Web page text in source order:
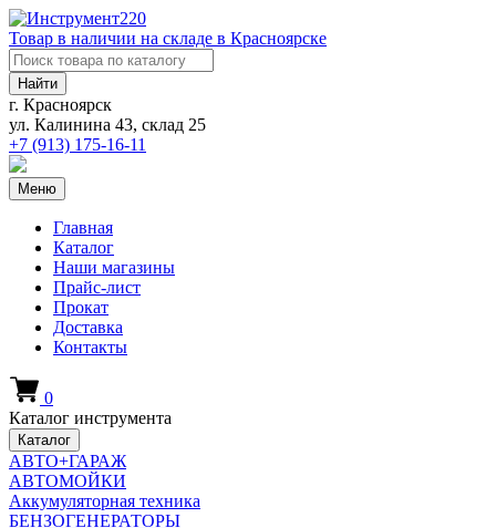
Товар в наличии на складе в Красноярске
Найти
г. Красноярск
ул. Калинина 43, склад 25
+7 (913) 175-16-11
Меню
Главная
Каталог
Наши магазины
Прайс-лист
Прокат
Доставка
Контакты
0
Каталог инструмента
Каталог
АВТО+ГАРАЖ
АВТОМОЙКИ
Аккумуляторная техника
БЕНЗОГЕНЕРАТОРЫ